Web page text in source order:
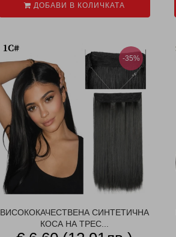
ДОБАВИ В КОЛИЧКАТА
-35%
ВИСОКОКАЧЕСТВЕНА СИНТЕТИЧНА
КОСА НА ТРЕС...